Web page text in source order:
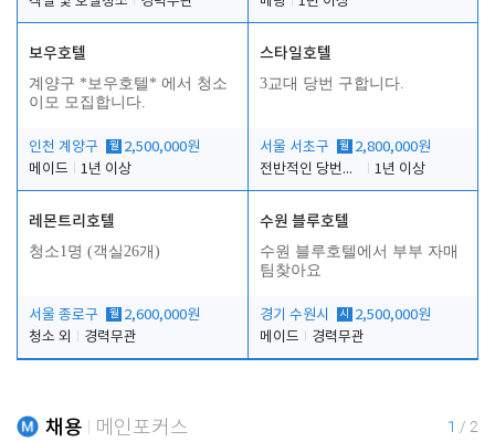
보우호텔
계양구 *보우호텔* 에서 청소
이모 모집합니다.
인천 계양구 월 2,500,000원
메이드
1년 이상
스타일호텔
3교대 당번 구합니다.
서울 서초구 월 2,800,000원
전반적인 당번업무
1년 이상
레몬트리호텔
청소1명 (객실26개)
서울 종로구 월 2,600,000원
청소 외
경력무관
수원 블루호텔
수원 블루호텔에서 부부 자매
팀찾아요
경기 수원시 시
2,500,000원
메이드
경력무관
채용 메인포커스 1 / 2